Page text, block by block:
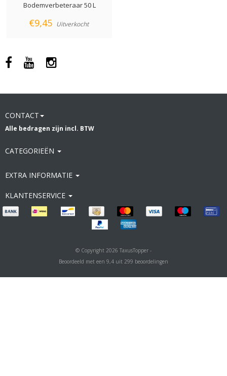
Bodemverbeteraar 50 L
€9,45 Uitverkocht
CONTACT
Alle bedragen zijn incl. BTW
CATEGORIEËN
EXTRA INFORMATIE
KLANTENSERVICE
© Copyright 2026 TaxusTopper -
Beoordeeld met een 9,4 uit 299 beoordelingen